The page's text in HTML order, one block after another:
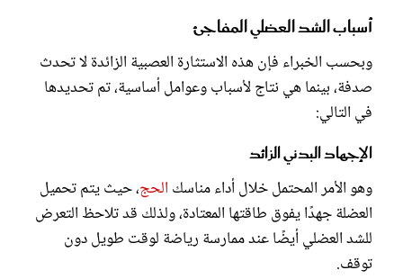
أسباب الشد العضلي المفاجئ
وبحسب الخبراء فإن هذه الاستثارة العصبية الزائدة لا تحدث
صدفة، بينما هي نتاج لأسباب وعوامل أساسية، تم تحديدها
في التالي:
الإجهاد البدني الزائد
وهو الأمر المحتمل خلال أداء مناسك الحج، حيث يتم تحميل
العضلة جهدًا يفوق طاقتها المعتادة، ولذلك قد تلاحظ التعرض
للشد العضلي أيضًا عند ممارسة رياضة لوقت طويل دون
توقف.